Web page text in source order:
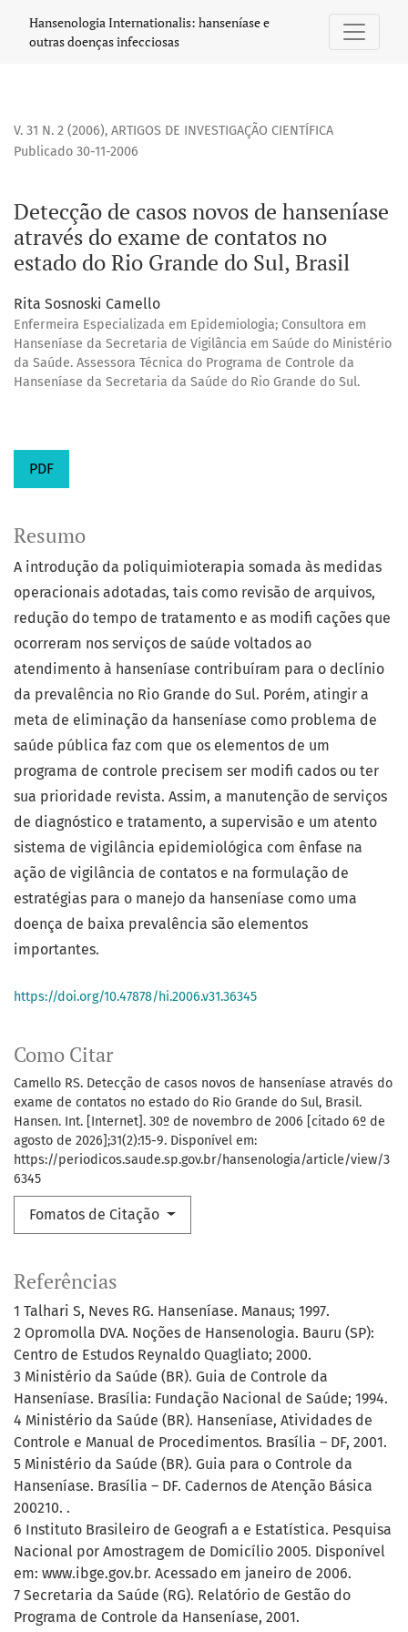
Detecção de casos novos de hanseníase através do
Hansenologia Internationalis: hanseníase e
outras doenças infecciosas
V. 31 N. 2 (2006), ARTIGOS DE INVESTIGAÇÃO CIENTÍFICA
Detecção de casos novos de hanseníase
através do exame de contatos no
estado do Rio Grande do Sul, Brasil
Publicado 30-11-2006
Rita Sosnoski Camello
Enfermeira Especializada em Epidemiologia; Consultora em
Hanseníase da Secretaria de Vigilância em Saúde do Ministério
da Saúde. Assessora Técnica do Programa de Controle da
Hanseníase da Secretaria da Saúde do Rio Grande do Sul.
PDF
Como Citar
Camello RS. Detecção de casos novos de hanseníase através do
exame de contatos no estado do Rio Grande do Sul, Brasil.
Hansen. Int. [Internet]. 30º de novembro de 2006 [citado 6º de
agosto de 2026];31(2):15-9. Disponível em:
https://periodicos.saude.sp.gov.br/hansenologia/article/view/3
6345
Fomatos de Citação
Resumo
A introdução da poliquimioterapia somada às medidas
operacionais adotadas, tais como revisão de arquivos,
redução do tempo de tratamento e as modifi cações que
ocorreram nos serviços de saúde voltados ao
atendimento à hanseníase contribuíram para o declínio
da prevalência no Rio Grande do Sul. Porém, atingir a
meta de eliminação da hanseníase como problema de
saúde pública faz com que os elementos de um
programa de controle precisem ser modifi cados ou ter
sua prioridade revista. Assim, a manutenção de serviços
de diagnóstico e tratamento, a supervisão e um atento
sistema de vigilância epidemiológica com ênfase na
ação de vigilância de contatos e na formulação de
estratégias para o manejo da hanseníase como uma
doença de baixa prevalência são elementos
importantes.
https://doi.org/10.47878/hi.2006.v31.36345
Referências
1 Talhari S, Neves RG. Hanseníase. Manaus; 1997.
2 Opromolla DVA. Noções de Hansenologia. Bauru (SP):
Centro de Estudos Reynaldo Quagliato; 2000.
3 Ministério da Saúde (BR). Guia de Controle da
Hanseníase. Brasília: Fundação Nacional de Saúde; 1994.
4 Ministério da Saúde (BR). Hanseníase, Atividades de
Controle e Manual de Procedimentos. Brasília – DF, 2001.
5 Ministério da Saúde (BR). Guia para o Controle da
Hanseníase. Brasília – DF. Cadernos de Atenção Básica
200210. .
6 Instituto Brasileiro de Geografi a e Estatística. Pesquisa
Nacional por Amostragem de Domicílio 2005. Disponível
em: www.ibge.gov.br. Acessado em janeiro de 2006.
7 Secretaria da Saúde (RG). Relatório de Gestão do
Programa de Controle da Hanseníase, 2001.